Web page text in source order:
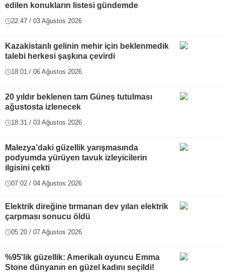
edilen konukların listesi gündemde
22:47 / 03 Ağustos 2026
Kazakistanlı gelinin mehir için beklenmedik
talebi herkesi şaşkına çevirdi
18:01 / 06 Ağustos 2026
20 yıldır beklenen tam Güneş tutulması
ağustosta izlenecek
18:31 / 03 Ağustos 2026
Malezya’daki güzellik yarışmasında
podyumda yürüyen tavuk izleyicilerin
ilgisini çekti
07:02 / 04 Ağustos 2026
Elektrik direğine tırmanan dev yılan elektrik
çarpması sonucu öldü
05:20 / 07 Ağustos 2026
%95'lik güzellik: Amerikalı oyuncu Emma
Stone dünyanın en güzel kadını seçildi!